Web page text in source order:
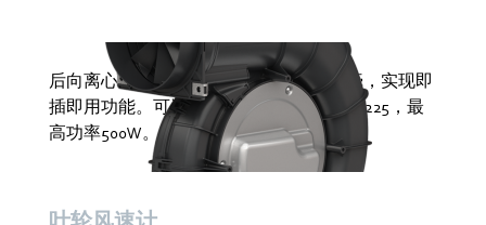
后向离心绿色科技EC风机配备了专用蜗壳，实现即
插即用功能。可选型号有133、160、190、225，最
高功率500W。